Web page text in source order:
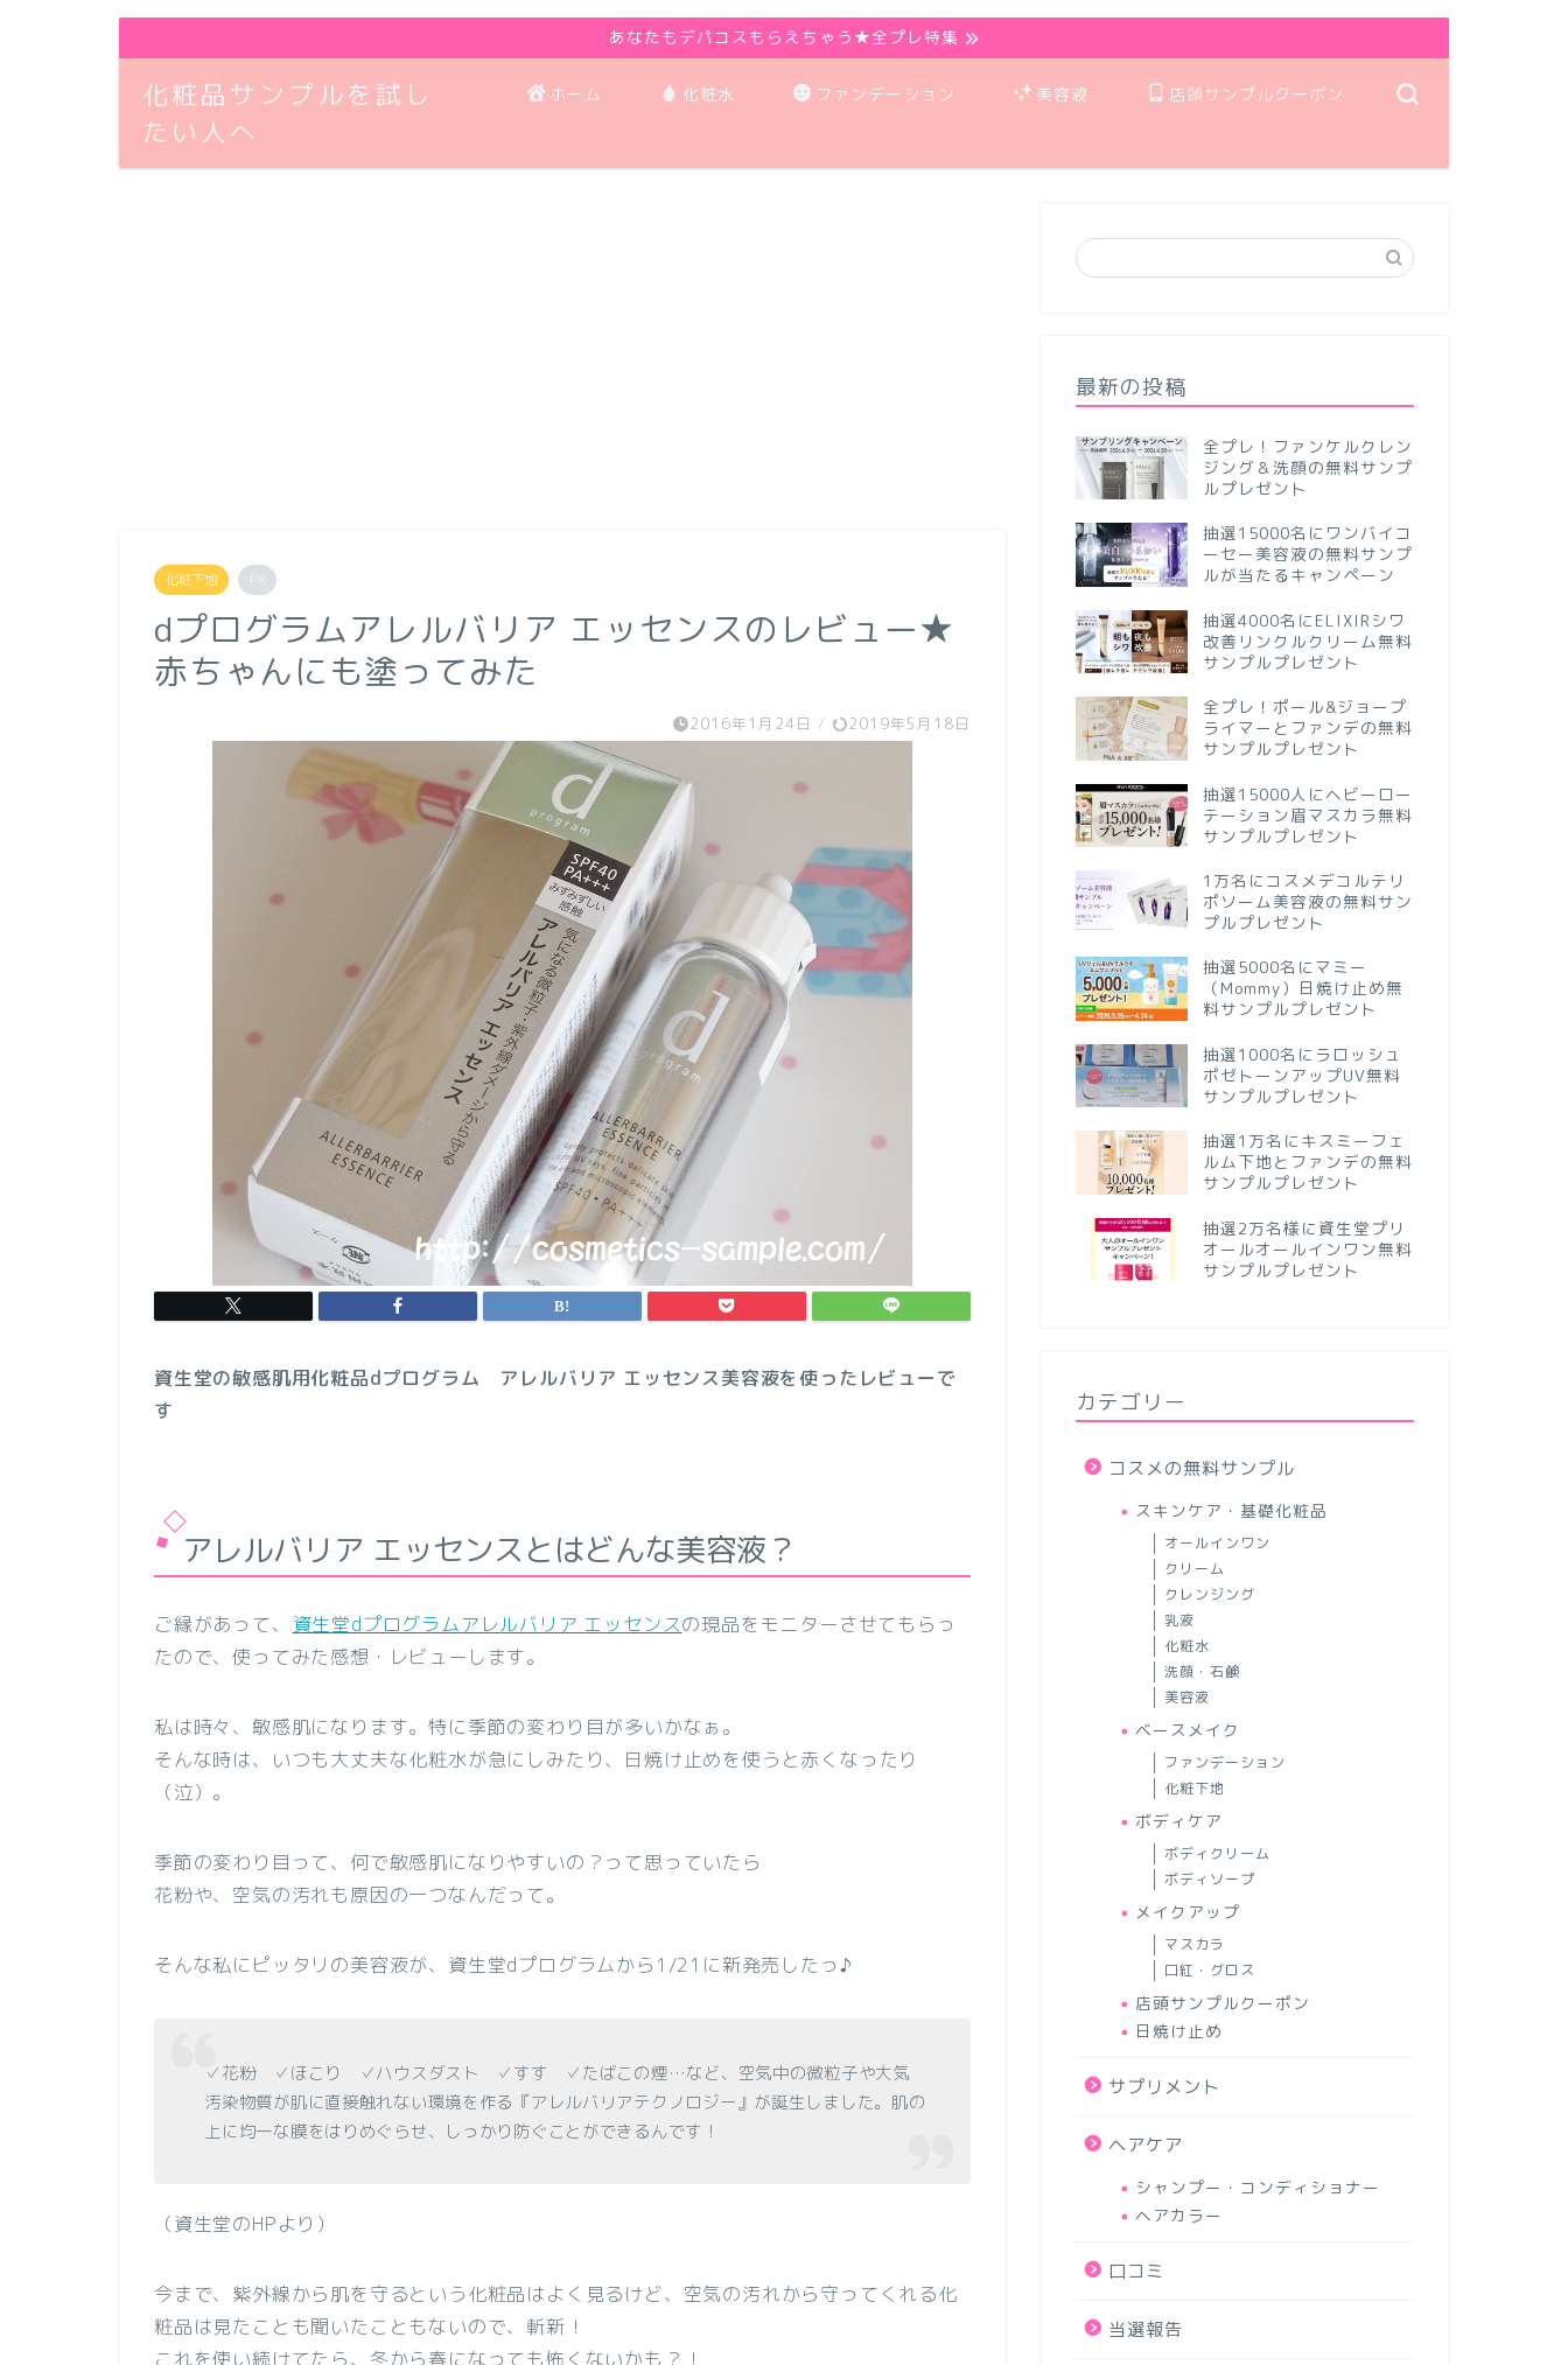
あなたもデパコスもらえちゃう★全プレ特集
化粧品サンプルを試し
たい人へ
ホーム 化粧水 ファンデーション 美容液 店頭サンプルクーポン
化粧下地
dプログラムアレルバリア エッセンスのレビュー★
赤ちゃんにも塗ってみた
2016年1月24日 / 2019年5月18日
資生堂の敏感肌用化粧品dプログラム アレルバリア エッセンス美容液を使ったレビューで
す
アレルバリア エッセンスとはどんな美容液？
ご縁があって、 資生堂dプログラムアレルバリア エッセンスの現品をモニターさせてもらっ
たので、使ってみた感想・レビューします。
私は時々、敏感肌になります。特に季節の変わり目が多いかなぁ。
そんな時は、いつも大丈夫な化粧水が急にしみたり、日焼け止めを使うと赤くなったり
（泣）。
季節の変わり目って、何で敏感肌になりやすいの？って思っていたら
花粉や、空気の汚れも原因の一つなんだって。
そんな私にピッタリの美容液が、資生堂dプログラムから1/21に新発売したっ♪
✓花粉 ✓ほこり ✓ハウスダスト ✓すす ✓たばこの煙…など、空気中の微粒子や大気
汚染物質が肌に直接触れない環境を作る『アレルバリアテクノロジー』が誕生しました。肌の
上に均一な膜をはりめぐらせ、しっかり防ぐことができるんです！
（資生堂のHPより）
今まで、紫外線から肌を守るという化粧品はよく見るけど、 空気の汚れから守ってくれる化
粧品は見たことも聞いたこともないので、斬新！
これを使い続けてたら、冬から春になっても怖くないかも？！
最新の投稿
全プレ！ファンケルクレン
ジング＆洗顔の無料サンプ
ルプレゼント
抽選15000名にワンバイコ
ーセー美容液の無料サンプ
ルが当たるキャンペーン
抽選4000名にELIXIRシワ
改善リンクルクリーム無料
サンプルプレゼント
全プレ！ポール&ジョープ
ライマーとファンデの無料
サンプルプレゼント
抽選15000人にヘビーロー
テーション眉マスカラ無料
サンプルプレゼント
1万名にコスメデコルテリ
ポソーム美容液の無料サン
プルプレゼント
抽選5000名にマミー
（Mommy）日焼け止め無
料サンプルプレゼント
抽選1000名にラロッシュ
ポゼトーンアップUV無料
サンプルプレゼント
抽選1万名にキスミーフェ
ルム下地とファンデの無料
サンプルプレゼント
抽選2万名様に資生堂プリ
オールオールインワン無料
サンプルプレゼント
カテゴリー
コスメの無料サンプル
スキンケア・基礎化粧品
オールインワン
クリーム
クレンジング
乳液
化粧水
洗顔・石鹸
美容液
ベースメイク
ファンデーション
化粧下地
ボディケア
ボディクリーム
ボディソープ
メイクアップ
マスカラ
口紅・グロス
店頭サンプルクーポン
日焼け止め
サプリメント
ヘアケア
シャンプー・コンディショナー
ヘアカラー
口コミ
当選報告